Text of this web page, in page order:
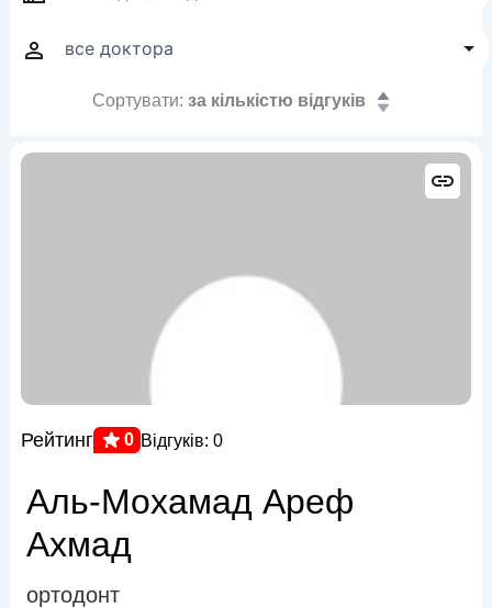
Сортувати: за кількістю відгуків
Рейтинг 0 Відгуків: 0
Аль-Мохамад Ареф
Ахмад
ортодонт